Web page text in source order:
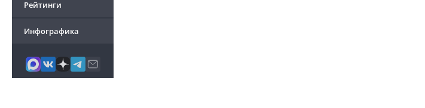
Рейтинги
Инфографика